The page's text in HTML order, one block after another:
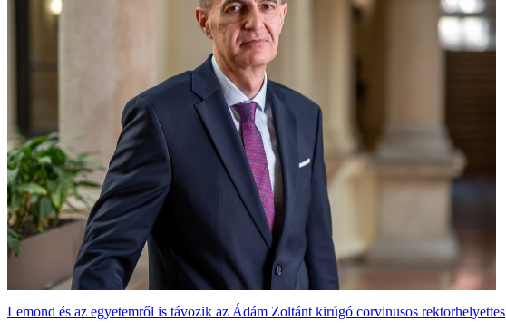
Lemond és az egyetemről is távozik az Ádám Zoltánt kirúgó corvinusos rektorhelyettes